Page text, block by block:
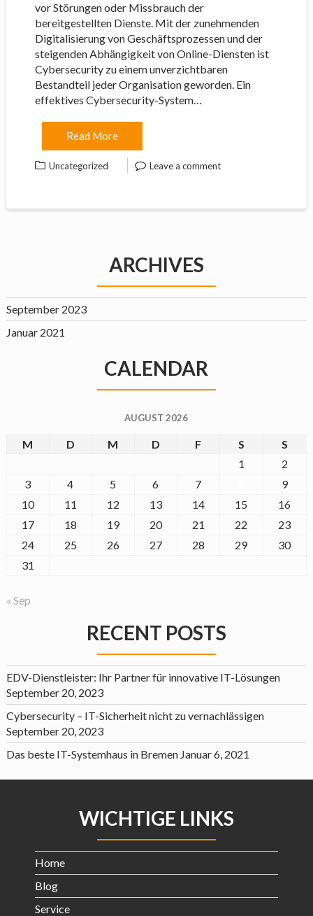
vor Störungen oder Missbrauch der
bereitgestellten Dienste. Mit der zunehmenden
Digitalisierung von Geschäftsprozessen und der
steigenden Abhängigkeit von Online-Diensten ist
Cybersecurity zu einem unverzichtbaren
Bestandteil jeder Organisation geworden. Ein
effektives Cybersecurity-System…
Read More
Uncategorized Leave a comment
ARCHIVES
September 2023
Januar 2021
CALENDAR
AUGUST 2026
M D M D F S
S
1
2
3
4 5 6 7
9
10
11 12 13 14 15
16
17
18 19 20 21 22
23
24
25 26 27 28 29
30
31
« Sep
RECENT POSTS
EDV-Dienstleister: Ihr Partner für innovative IT-Lösungen
September 20, 2023
Cybersecurity – IT-Sicherheit nicht zu vernachlässigen
September 20, 2023
Das beste IT-Systemhaus in Bremen Januar 6, 2021
WICHTIGE LINKS
Home
Blog
Service